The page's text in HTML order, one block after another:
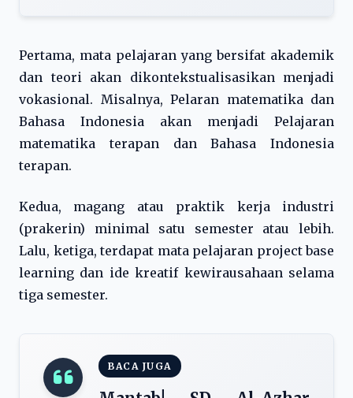
Pertama, mata pelajaran yang bersifat akademik
dan teori akan dikontekstualisasikan menjadi
vokasional. Misalnya, Pelaran matematika dan
Bahasa Indonesia akan menjadi Pelajaran
matematika terapan dan Bahasa Indonesia
terapan.
Kedua, magang atau praktik kerja industri
(prakerin) minimal satu semester atau lebih.
Lalu, ketiga, terdapat mata pelajaran project base
learning dan ide kreatif kewirausahaan selama
tiga semester.
BACA JUGA